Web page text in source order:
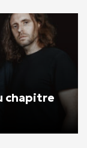
chapitre